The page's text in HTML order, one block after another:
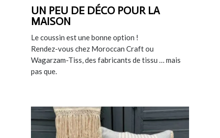
UN PEU DE DÉCO POUR LA
MAISON
Le coussin est une bonne option !
Rendez-vous chez Moroccan Craft ou
Wagarzam-Tiss, des fabricants de tissu … mais
pas que.